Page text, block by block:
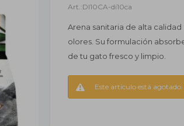
DI10CA-di10ca
Arena sanitaria de alta
olores. Su formulación
de tu gato fresco y limpio.
Este artículo está agotado.